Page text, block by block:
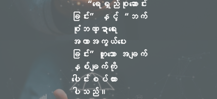
“ရေရှည်စုဆောင်း
ခြင်း”နှင့်“ဘက်
စုံဘဏ္ဍာရေး
အကာအကွယ်ပေး
ခြင်း” ဟူသော အချက်
နှစ်ချက်ကို
ပေါင်းစပ်ထား
ပါသည်။